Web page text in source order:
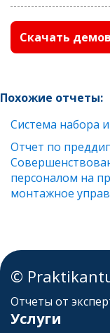
Скачать
Похожие отчеты:
Система набора
Отчет по
персоналом на
монтажное
©
Отчеты от
Услуги